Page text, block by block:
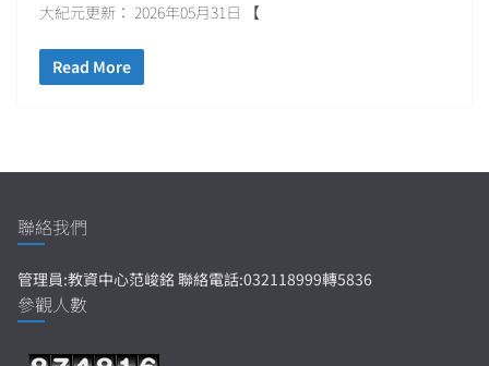
大紀元更新： 2026年05月31日 【
Read More
聯絡我們
管理員:教資中心范峻銘 聯絡電話:032118999轉5836
參觀人數